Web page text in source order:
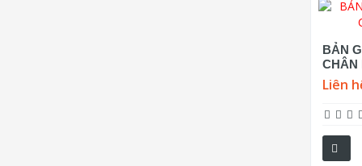
BẢN
CHÂN
Liên